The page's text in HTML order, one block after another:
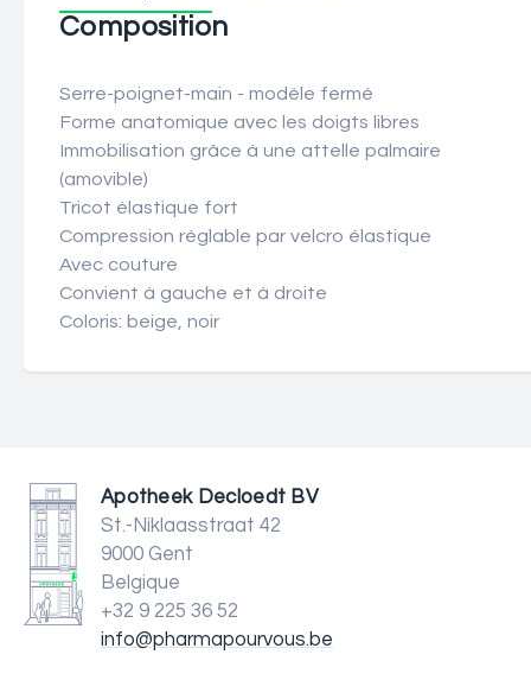
Composition
Serre-poignet-main - modèle fermé
Forme anatomique avec les doigts libres
Immobilisation grâce à une attelle palmaire
(amovible)
Tricot élastique fort
Compression réglable par velcro élastique
Avec couture
Convient à gauche et à droite
Coloris: beige, noir
Apotheek Decloedt BV
St.-Niklaasstraat 42
9000 Gent
Belgique
+32 9 225 36 52
info@pharmapourvous.be